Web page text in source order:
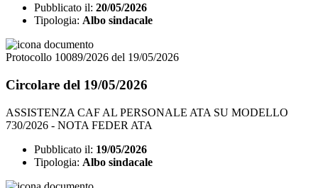
Pubblicato il: 20/05/2026
Tipologia: Albo sindacale
Protocollo 10089/2026 del 19/05/2026
Circolare del 19/05/2026
ASSISTENZA CAF AL PERSONALE ATA SU MODELLO
730/2026 - NOTA FEDER ATA
Pubblicato il: 19/05/2026
Tipologia: Albo sindacale